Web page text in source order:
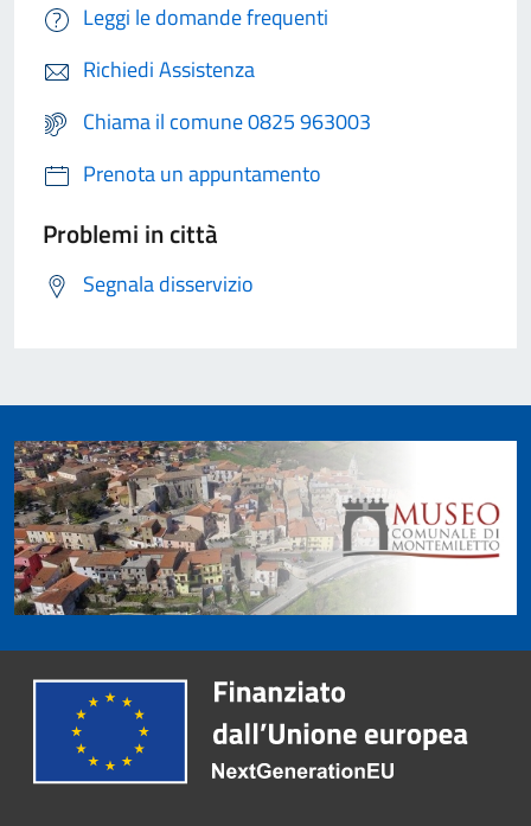
Leggi le domande frequenti
Richiedi Assistenza
Chiama il comune 0825 963003
Prenota un appuntamento
Problemi in città
Segnala disservizio